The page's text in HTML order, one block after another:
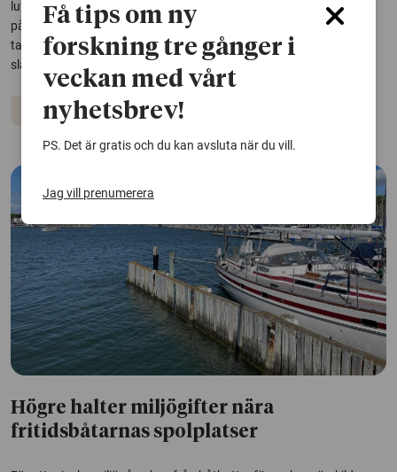
luftföroreningar. Utsläppen i bostadsområden kan ha stor lokal
påverkan på luftkvaliteten – men de kommer att minska framöver, i
takt med att äldre vedpannor och kaminer byts ut mot nya som
släpper ut mindre. Det...
Miljöföroreningar
Högre halter miljögifter nära
fritidsbåtarnas spolplatser
Få tips om ny
forskning tre gånger i
veckan med vårt
nyhetsbrev!
PS. Det är gratis och du kan avsluta när du vill.
Jag vill prenumerera